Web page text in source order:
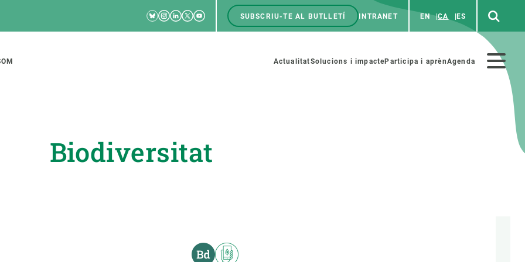
RRSS
Bluesky
Instagram
Linkedin
TwitterYoutube
Menú
SUBSCRIU-TE AL BUTLLETÍ INTRANET EN CA ES
Menú
ActualitatSolucions i impacteParticipa i aprènAgenda
Biodiversitat
Demana la teva beca ERC